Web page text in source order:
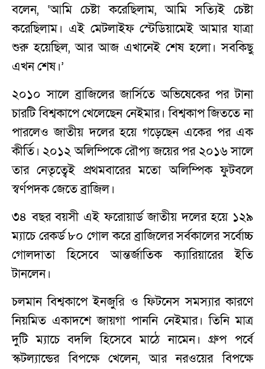
বলেন, ‘আমি চেষ্টা করেছিলাম, আমি সত্যিই চেষ্টা
করেছিলাম। এই মেটলাইফ স্টেডিয়ামেই আমার যাত্রা
শুরু হয়েছিল, আর আজ এখানেই শেষ হলো। সবকিছু
এখন শেষ।’
২০১০ সালে ব্রাজিলের জার্সিতে অভিষেকের পর টানা
চারটি বিশ্বকাপে খেলেছেন নেইমার। বিশ্বকাপ জিততে না
পারলেও জাতীয় দলের হয়ে গড়েছেন একের পর এক
কীর্তি। ২০১২ অলিম্পিকে রৌপ্য জয়ের পর ২০১৬ সালে
তার নেতৃত্বেই প্রথমবারের মতো অলিম্পিক ফুটবলে
স্বর্ণপদক জেতে ব্রাজিল।
৩৪ বছর বয়সী এই ফরোয়ার্ড জাতীয় দলের হয়ে ১২৯
ম্যাচে রেকর্ড ৮০ গোল করে ব্রাজিলের সর্বকালের সর্বোচ্চ
গোলদাতা হিসেবে আন্তর্জাতিক ক্যারিয়ারের ইতি
টানলেন।
চলমান বিশ্বকাপে ইনজুরি ও ফিটনেস সমস্যার কারণে
নিয়মিত একাদশে জায়গা পাননি নেইমার। তিনি মাত্র
দুটি ম্যাচে বদলি হিসেবে মাঠে নামেন। গ্রুপ পর্বে
স্কটল্যান্ডের বিপক্ষে খেলেন, আর নরওয়ের বিপক্ষে